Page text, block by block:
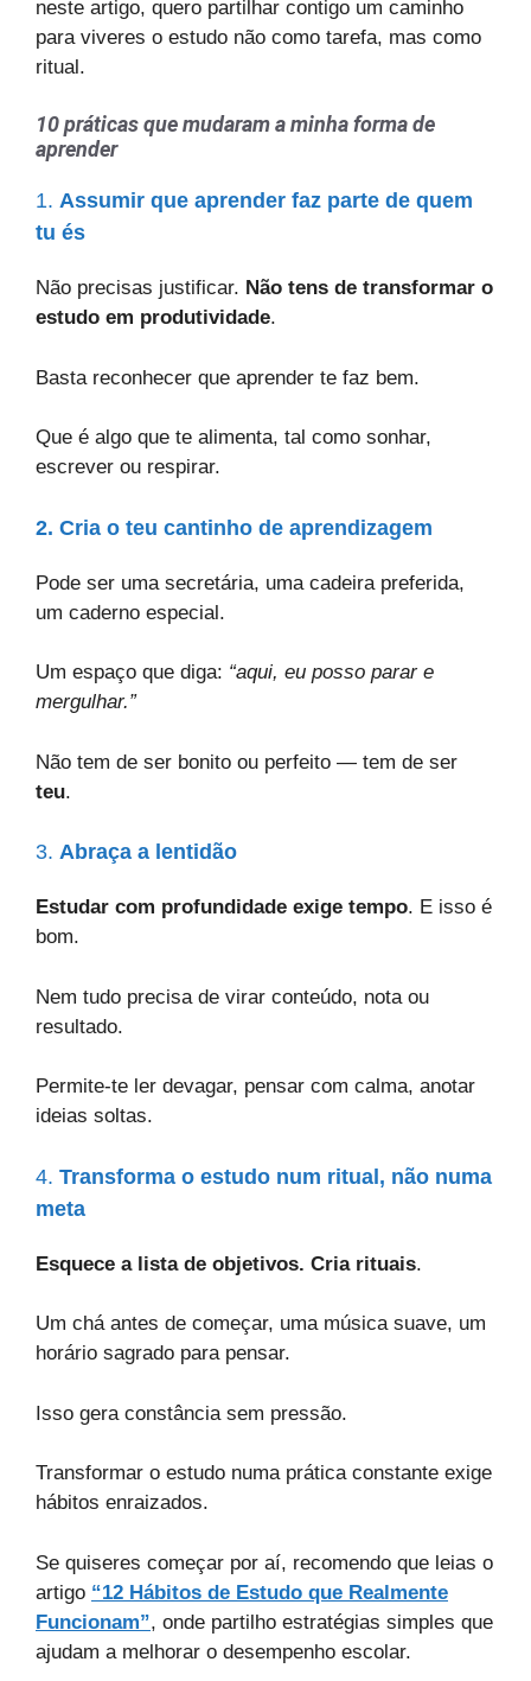
neste artigo, quero partilhar contigo um caminho
para viveres o estudo não como tarefa, mas como
ritual.
10 práticas que mudaram a minha forma de
aprender
1. Assumir que aprender faz parte de quem
tu és
Não precisas justificar. Não tens de transformar o
estudo em produtividade.
Basta reconhecer que aprender te faz bem.
Que é algo que te alimenta, tal como sonhar,
escrever ou respirar.
2. Cria o teu cantinho de aprendizagem
Pode ser uma secretária, uma cadeira preferida,
um caderno especial.
Um espaço que diga: “aqui, eu posso parar e
mergulhar.”
Não tem de ser bonito ou perfeito — tem de ser
teu.
3. Abraça a lentidão
Estudar com profundidade exige tempo. E isso é
bom.
Nem tudo precisa de virar conteúdo, nota ou
resultado.
Permite-te ler devagar, pensar com calma, anotar
ideias soltas.
4. Transforma o estudo num ritual, não numa
meta
Esquece a lista de objetivos. Cria rituais.
Um chá antes de começar, uma música suave, um
horário sagrado para pensar.
Isso gera constância sem pressão.
Transformar o estudo numa prática constante exige
hábitos enraizados.
Se quiseres começar por aí, recomendo que leias o
artigo “12 Hábitos de Estudo que Realmente
Funcionam”, onde partilho estratégias simples que
ajudam a melhorar o desempenho escolar.